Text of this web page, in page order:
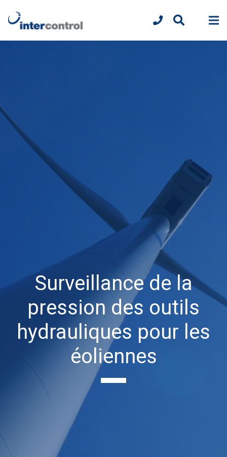
Surveillance de la
pression des outils
hydrauliques pour les
éoliennes